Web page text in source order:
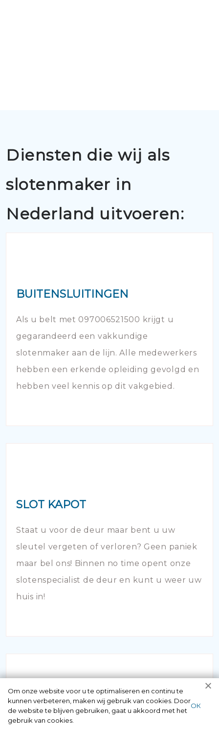
Diensten die wij als
slotenmaker in
Nederland uitvoeren:
BUITENSLUITINGEN
Als u belt met 097006521500 krijgt u
gegarandeerd een vakkundige
slotenmaker aan de lijn. Alle medewerkers
hebben een erkende opleiding gevolgd en
hebben veel kennis op dit vakgebied.
SLOT KAPOT
Staat u voor de deur maar bent u uw
sleutel vergeten of verloren? Geen paniek
maar bel ons! Binnen no time opent onze
slotenspecialist de deur en kunt u weer uw
huis in!
SLOTEN VERVANGEN
Om onze website voor u te optimaliseren en continu te
kunnen verbeteren, maken wij gebruik van cookies. Door
de website te blijven gebruiken, gaat u akkoord met het
gebruik van cookies.
ОК